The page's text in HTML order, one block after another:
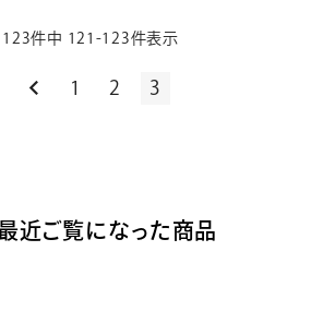
123件中 121 -123件表示
1 2 3
近ご覧になった商品